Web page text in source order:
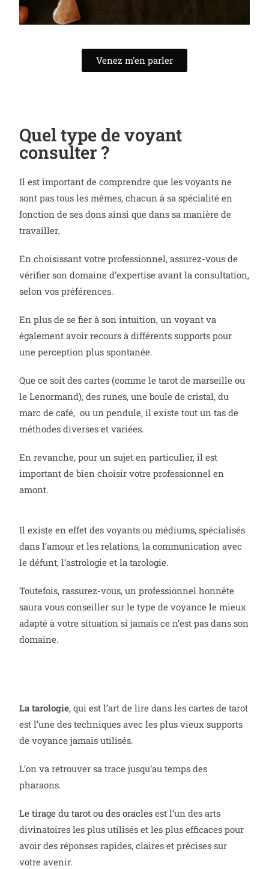
Venez m'en parler
Quel type de voyant
consulter ?
Il est important de comprendre que les voyants ne
sont pas tous les mêmes, chacun à sa spécialité en
fonction de ses dons ainsi que dans sa manière de
travailler.
En choisissant votre professionnel, assurez-vous de
vérifier son domaine d’expertise avant la consultation,
selon vos préférences.
En plus de se fier à son intuition, un voyant va
également avoir recours à différents supports pour
une perception plus spontanée.
Que ce soit des cartes (comme le tarot de marseille ou
le Lenormand), des runes, une boule de cristal, du
marc de café, ou un pendule, il existe tout un tas de
méthodes diverses et variées.
En revanche, pour un sujet en particulier, il est
important de bien choisir votre professionnel en
amont.
Il existe en effet des voyants ou médiums, spécialisés
dans l’amour et les relations, la communication avec
le défunt, l’astrologie et la tarologie.
Toutefois, rassurez-vous, un professionnel honnête
saura vous conseiller sur le type de voyance le mieux
adapté à votre situation si jamais ce n’est pas dans son
domaine.
La tarologie, qui est l’art de lire dans les cartes de tarot
est l’une des techniques avec les plus vieux supports
de voyance jamais utilisés.
L’on va retrouver sa trace jusqu’au temps des
pharaons.
Le tirage du tarot ou des oracles est l’un des arts
divinatoires les plus utilisés et les plus efficaces pour
avoir des réponses rapides, claires et précises sur
votre avenir.